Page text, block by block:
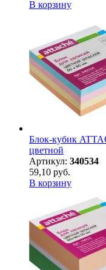
В корзину
Блок-кубик
цветной
Артикул: 340534
59,10 руб.
В корзину